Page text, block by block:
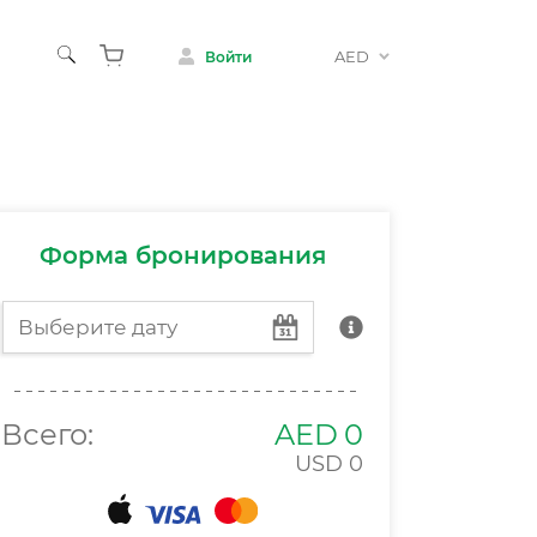
Войти AED
Форма бронирования
Всего: AED 0
USD 0
с детьми